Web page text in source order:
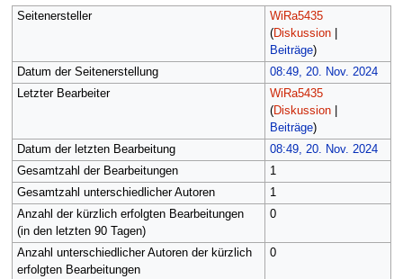
Seitenersteller
WiRa5435
(Diskussion|
Beiträge)
Datum der Seitenerstellung
08:49, 20. Nov. 2024
Letzter Bearbeiter
WiRa5435
(Diskussion|
Beiträge)
Datum der letzten Bearbeitung
08:49, 20. Nov. 2024
Gesamtzahl der Bearbeitungen
1
Gesamtzahl unterschiedlicher Autoren
1
Anzahl der kürzlich erfolgten Bearbeitungen
(in den letzten 90 Tagen)
0
Anzahl unterschiedlicher Autoren der kürzlich
erfolgten Bearbeitungen
0